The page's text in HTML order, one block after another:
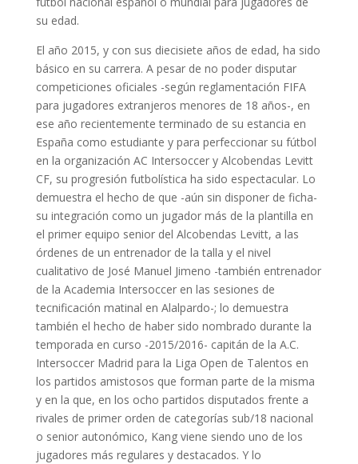
su edad.
El año 2015, y con sus diecisiete años de edad, ha sido
básico en su carrera. A pesar de no poder disputar
competiciones oficiales -según reglamentación FIFA
para jugadores extranjeros menores de 18 años-, en
ese año recientemente terminado de su estancia en
España como estudiante y para perfeccionar su fútbol
en la organización AC Intersoccer y Alcobendas Levitt
CF, su progresión futbolística ha sido espectacular. Lo
demuestra el hecho de que -aún sin disponer de ficha-
su integración como un jugador más de la plantilla en
el primer equipo senior del Alcobendas Levitt, a las
órdenes de un entrenador de la talla y el nivel
cualitativo de José Manuel Jimeno -también entrenador
de la Academia Intersoccer en las sesiones de
tecnificación matinal en Alalpardo-; lo demuestra
también el hecho de haber sido nombrado durante la
temporada en curso -2015/2016- capitán de la A.C.
Intersoccer Madrid para la Liga Open de Talentos en
los partidos amistosos que forman parte de la misma
y en la que, en los ocho partidos disputados frente a
rivales de primer orden de categorías sub/18 nacional
o senior autonómico, Kang viene siendo uno de los
jugadores más regulares y destacados. Y lo